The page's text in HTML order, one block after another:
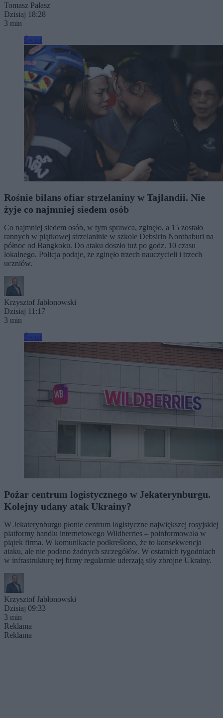
Tomasz Pałasz
Dzisiaj 18:28
3 min
Rośnie bilans ofiar strzelaniny w Tajlandii. Nie
żyje co najmniej siedem osób
Co najmniej siedem osób, w tym sprawca, zginęło, a 15 zostało
rannych w piątkowej strzelaninie w szkole Debsirin Nonthaburi na
północ od Bangkoku. Do ataku doszło tuż po godz. 10 czasu
lokalnego. Policja podaje, że zginęło trzech nauczycieli i trzech
uczniów.
Krzysztof Jabłonowski
Dzisiaj 11:17
3 min
Pożar centrum logistycznego w Jekaterynburgu.
Kolejny udany atak Ukrainy?
W Jekaterynburgu płonie centrum logistyczne największej rosyjskiej
platformy handlu internetowego Wildberries – poinformowała w
piątek firma. W komunikacie podkreślono, że to konsekwencja
ataku, ale nie podano żadnych szczegółów. W ostatnich tygodniach
w infrastrukturę tej firmy regularnie uderzają siły zbrojne Ukrainy.
Krzysztof Jabłonowski
Dzisiaj 09:33
3 min
Reklama
Reklama